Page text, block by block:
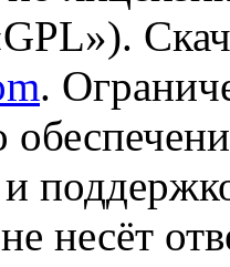
.
и
несёт